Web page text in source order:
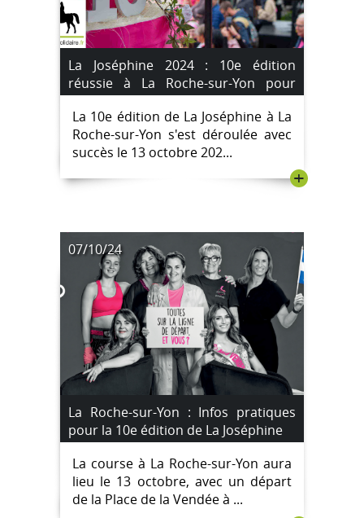
La Joséphine 2024 : 10e édition
réussie à La Roche-sur-Yon pour
soutenir la lutte contre le cancer;
[IMAGES]
La 10e édition de La Joséphine à La
Roche-sur-Yon s'est déroulée avec
succès le 13 octobre 202...
+
07/10/24
La Roche-sur-Yon : Infos pratiques
pour la 10e édition de La Joséphine
La course à La Roche-sur-Yon aura
lieu le 13 octobre, avec un départ
de la Place de la Vendée à ...